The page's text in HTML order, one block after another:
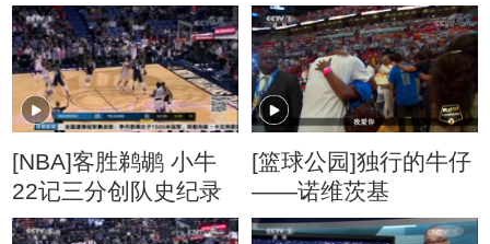
[NBA]客胜鹈鹕 小牛
22记三分创队史纪录
[篮球公园]独行的牛仔
——诺维茨基